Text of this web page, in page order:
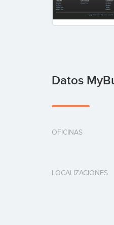
Datos
OFICINAS
LOCALIZACIONES